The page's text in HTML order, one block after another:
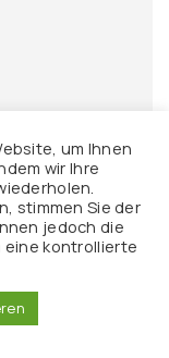
um Ihnen
wir Ihre
stimmen Sie der
jedoch die
eine kontrollierte